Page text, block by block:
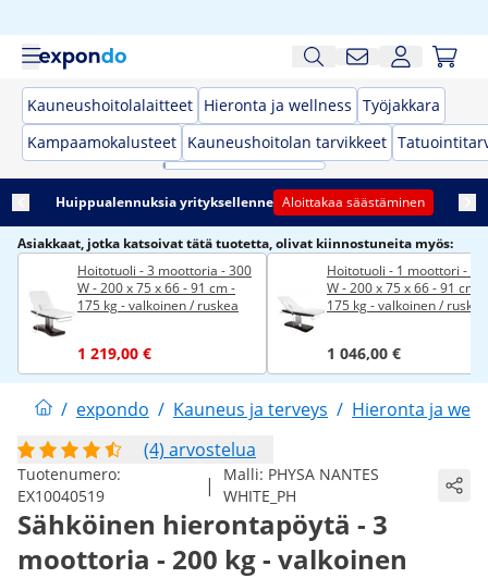
Kauneushoitolalaitteet Hieronta ja wellness Työjakkara
Kampaamokalusteet Kauneushoitolan tarvikkeet
Huippualennuksia yrityksellenne Aloittakaa säästäminen
Asiakkaat, jotka katsoivat tätä tuotetta, olivat kiinnostuneita myös:
Hoitotuoli - 3 moottoria - 300
W - 200 x 75 x 66 - 91 cm -
175 kg - valkoinen / ruskea
1 219,00 €
Hoitotuoli - 1 moottori -
W - 200 x 75 x 66 - 91 cm -
175 kg - valkoinen / ruskea
1 046,00 €
/ expondo / Kauneus ja terveys / Hieronta ja
(4) arvostelua
Tuotenumero:
EX10040519
| Malli: PHYSA NANTES
WHITE_PH
Sähköinen hierontapöytä - 3
moottoria - 200 kg - valkoinen